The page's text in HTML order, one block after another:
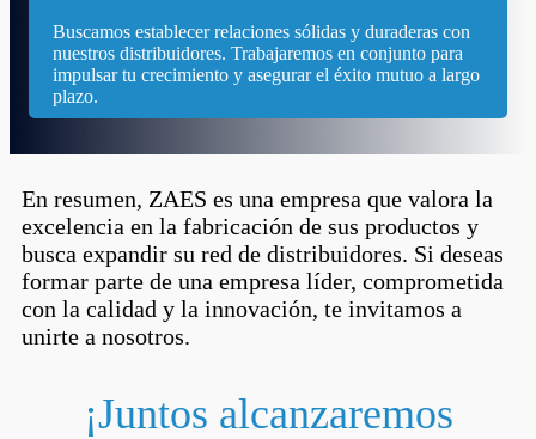
Buscamos establecer relaciones sólidas y duraderas con
nuestros distribuidores. Trabajaremos en conjunto para
impulsar tu crecimiento y asegurar el éxito mutuo a largo
plazo.
En resumen, ZAES es una empresa que valora la
excelencia en la fabricación de sus productos y
busca expandir su red de distribuidores. Si deseas
formar parte de una empresa líder, comprometida
con la calidad y la innovación, te invitamos a
unirte a nosotros.
¡Juntos alcanzaremos